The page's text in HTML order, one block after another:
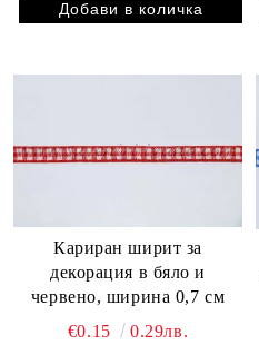
Кариран ширит за
декорация в бяло и
червено, ширина 0,7 см
€0.15
0.29лв.